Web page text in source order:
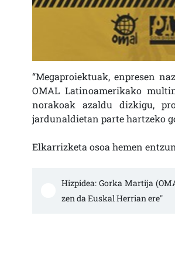
“Megaproiektuak, enpresen
OMAL Latinoamerikako
norakoak azaldu dizkigu,
jardunaldietan parte hartzeko
Elkarrizketa osoa hemen
Hizpidea: Gorka Martija
zen da Euskal Herrian ere"